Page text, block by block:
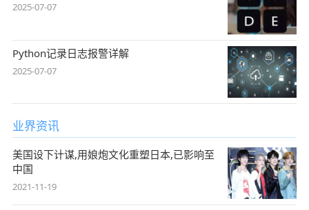
2025-07-07
Python记录日志报警详解
2025-07-07
业界资讯
美国设下计谋,用娘炮文化重塑日本,已影响至
中国
2021-11-19